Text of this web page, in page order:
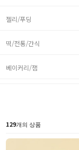
젤리/푸딩
떡/전통/간식
베이커리/잼
129개의 상품